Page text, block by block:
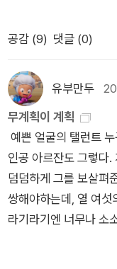
인에 대한 배려와 인
이 작품 역시 전작과
간의 자유와 박애 정신
써 인도 사회를 넘어서
있다. 오래전에 본 영화가 생각난다. 영화는 봉건 영주에게 착취
당하는 어느 가난한
모호한데 마지막 장
의 집에 돌을 던져 창
그 돌의 의미를 이해
명은 늘 작은 불꽃에
운전자 ‘래리 페이지
한 호텔에 내려주는 택
벌떼처럼 모여드는 거
텔관계자, 거짓간판을
수난은 계속되는데 그
다. 그와 함께 밥을 먹
자가 아닌 생활을 통
라는 특별한 재능이 없
세상은 보통 사람들로
고, 영예로운 사람들에
말이다. (p.47) 최고의
다. 그러나 일생 최대
을 바라며 현세의 삶
라에서작가는 어떤 희
작된다'는 책속의 글로
리에 대한 처단을 통해
&A'가 한 사람으로는
을 통해 그 속에서 희
을 6명의용의자들의
6명의 삶은 전혀 연결
교차로처럼 맞물린다.
갈 수 없는 것이고 어
내뱉는 말도 안되는
흥미로웠다.아쉬웠던
생각나지 않아몇번이
꼬집으려 한다.위대한
공감 (9) 댓글 (0)
유부만두
무계획이 계획
예쁜 얼굴의 탤런트
인공 아르잔도 그렇다
덤덤하게 그를 보살펴
쌍해야하는데, 열 여섯
라기라기엔 너무나 소
의 성장기로 보기에도